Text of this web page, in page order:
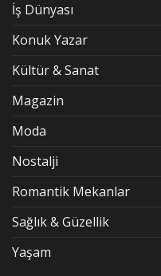
İş Dünyası
Konuk Yazar
Kültür & Sanat
Magazin
Moda
Nostalji
Romantik Mekanlar
Sağlık & Güzellik
Yaşam